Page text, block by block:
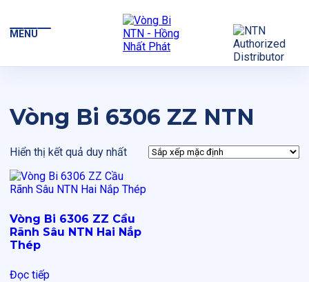
MENU
Vòng Bi 6306 ZZ NTN
Hiển thị kết quả duy nhất
Vòng Bi 6306 ZZ Cầu
Rãnh Sâu NTN Hai Nắp
Thép
Đọc tiếp